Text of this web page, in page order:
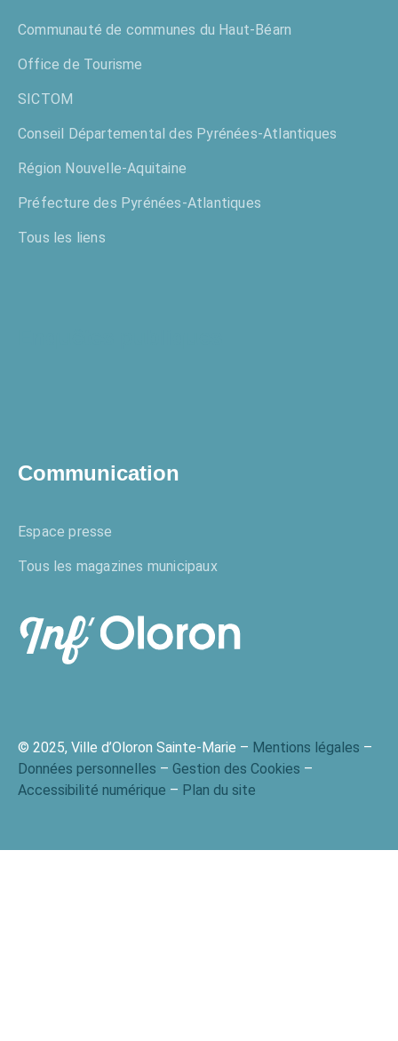
Communauté de communes du Haut-Béarn
Office de Tourisme
SICTOM
Conseil Départemental des Pyrénées-Atlantiques
Région Nouvelle-Aquitaine
Préfecture des Pyrénées-Atlantiques
Tous les liens
Communication
Espace presse
Tous les magazines municipaux
© 2025, Ville d’Oloron Sainte-Marie – Mentions légales –
Données personnelles – Gestion des Cookies –
Accessibilité numérique – Plan du site